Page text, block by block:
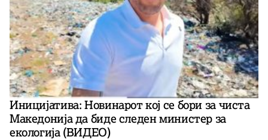
Иницијатива: Новинарот кој се бори за чиста
Македонија да биде следен министер за
екологија (ВИДЕО)